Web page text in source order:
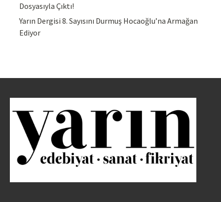
Dosyasıyla Çıktı!
Yarın Dergisi 8. Sayısını Durmuş Hocaoğlu’na Armağan
Ediyor